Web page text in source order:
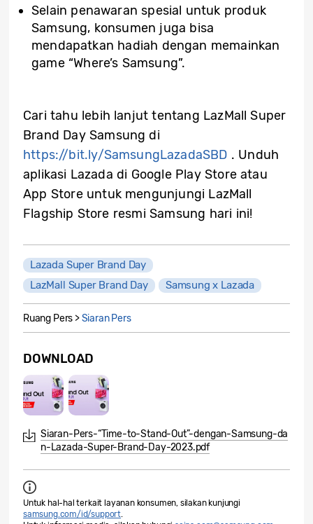
Selain penawaran spesial untuk produk
Samsung, konsumen juga bisa
mendapatkan hadiah dengan memainkan
game “Where’s Samsung”.
Cari tahu lebih lanjut tentang LazMall Super
Brand Day Samsung di
https://bit.ly/SamsungLazadaSBD . Unduh
aplikasi Lazada di Google Play Store atau
App Store untuk mengunjungi LazMall
Flagship Store resmi Samsung hari ini!
Lazada Super Brand Day
LazMall Super Brand Day
Samsung x Lazada
Ruang Pers >Siaran Pers
DOWNLOAD
Siaran-Pers-“Time-to-Stand-Out”-dengan-Samsung-da
n-Lazada-Super-Brand-Day-2023.pdf
Untuk hal-hal terkait layanan konsumen, silakan kunjungi
samsung.com/id/support